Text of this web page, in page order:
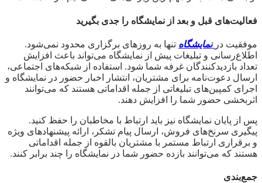
فعالیت‌های قبل و بعد از نمایشگاه را جدی بگیرید
موفقیت در نمایشگاه تنها به روزهای برگزاری محدود نمی‌شود.
اطلاع‌رسانی و تبلیغات پیش از نمایشگاه می‌تواند باعث افزایش
تعداد بازدیدکنندگان غرفه شما شود. استفاده از شبکه‌های اجتماعی،
ارسال دعوت‌نامه برای مشتریان، انتشار اخبار حضور در نمایشگاه و
اجرای کمپین‌های تبلیغاتی از جمله اقداماتی هستند که می‌توانند
اثربخشی حضور شما را افزایش دهند.
پس از پایان نمایشگاه نیز باید ارتباط با مخاطبان را حفظ کنید.
پیگیری سرنخ‌های فروش، ارسال پیام تشکر، ارائه پیشنهادهای ویژه
و برقراری ارتباط مستمر با مشتریان بالقوه از جمله اقداماتی
هستند که می‌توانند بازده حضور شما در نمایشگاه را چند برابر کنند.
جمع‌بندی